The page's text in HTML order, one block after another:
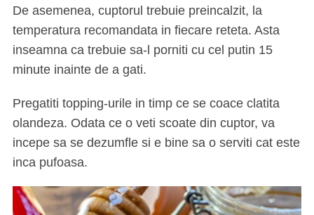
De asemenea, cuptorul trebuie preincalzit, la
temperatura recomandata in fiecare reteta. Asta
inseamna ca trebuie sa-l porniti cu cel putin 15
minute inainte de a gati.
Pregatiti topping-urile in timp ce se coace clatita
olandeza. Odata ce o veti scoate din cuptor, va
incepe sa se dezumfle si e bine sa o serviti cat este
inca pufoasa.
e
r
c
h
r